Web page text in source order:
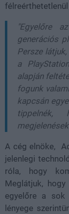
"Egyelőre
generációs
Persze
a
alapján
fogunk
kapcsán
A cég elnöke,
jelenlegi
róla, hogy
Meglátjuk,
egyelőre a sok
lényege